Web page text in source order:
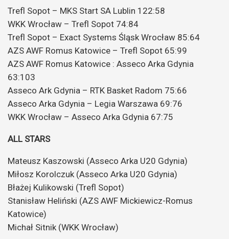
Trefl Sopot – MKS Start SA Lublin 122:58
WKK Wrocław – Trefl Sopot 74:84
Trefl Sopot – Exact Systems Śląsk Wrocław 85:64
AZS AWF Romus Katowice – Trefl Sopot 65:99
AZS AWF Romus Katowice : Asseco Arka Gdynia
63:103
Asseco Ark Gdynia – RTK Basket Radom 75:66
Asseco Arka Gdynia – Legia Warszawa 69:76
WKK Wrocław – Asseco Arka Gdynia 67:75
ALL STARS
Mateusz Kaszowski (Asseco Arka U20 Gdynia)
Miłosz Korolczuk (Asseco Arka U20 Gdynia)
Błażej Kulikowski (Trefl Sopot)
Stanisław Heliński (AZS AWF Mickiewicz-Romus
Katowice)
Michał Sitnik (WKK Wrocław)